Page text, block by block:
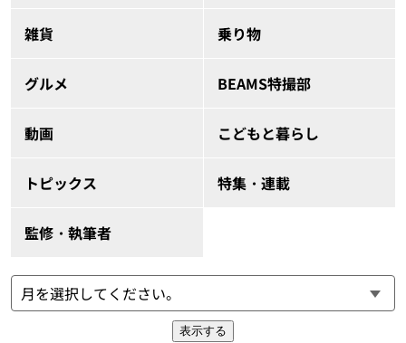
雑貨 乗り物
グルメ BEAMS特撮部
動画 こどもと暮らし
トピックス 特集・連載
監修・執筆者
表示する